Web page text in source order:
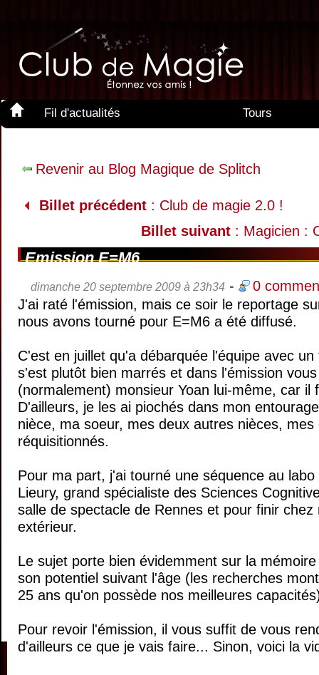
Fil d'actualités
Tours
Revenir au Blog Magique de Splitch
Billet précédent : Club de magie 2.0 !
Billet suivant : Magicien :
Emission E=M6
dimanche 20 septembre 2009 à 23h34 -
0
J'ai raté l'émission, mais ce soir le reportage
nous avons tourné pour E=M6 a été diffusé.
C'est en juillet qu'a débarquée l'équipe avec
s'est plutôt bien marrés et dans l'émission
(normalement) monsieur Yoan lui-même, car il
D'ailleurs, je les ai piochés dans mon
nièce, ma soeur, mes deux autres nièces,
réquisitionnés.
Pour ma part, j'ai tourné une séquence au
Lieury, grand spécialiste des Sciences
salle de spectacle de Rennes et pour finir
extérieur.
Le sujet porte bien évidemment sur la
son potentiel suivant l'âge (les recherches
25 ans qu'on possède nos meilleures
Pour revoir l'émission, il vous suffit de vous
d'ailleurs ce que je vais faire... Sinon, voici la